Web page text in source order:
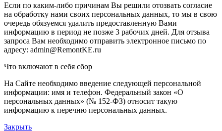
Если по каким-либо причинам Вы решили отозвать согласие
на обработку нами своих персональных данных, то мы в свою
очередь обязуемся удалить предоставленную Вами
информацию в период не позже 3 рабочих дней. Для отзыва
запроса Вам необходимо отправить электронное письмо по
адресу: admin@RemontKE.ru
Что включают в себя сбор
На Сайте необходимо введение следующей персональной
информации: имя и телефон. Федеральный закон «О
персональных данных» (№ 152-ФЗ) относит такую
информацию к перечню персональных данных.
Закрыть